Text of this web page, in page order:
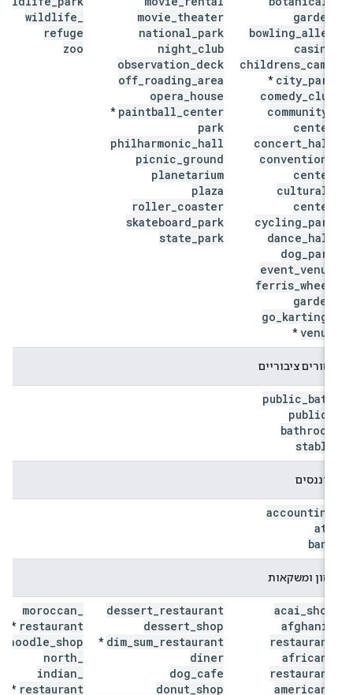
garden
bowling_alley
casino
childrens_
city_
*
comedy_
community
center
concert_
convention
center
cultural
center
cycling_
dance_
dog_
event_venue
ferris_wheel
garden
go_karting
venue
*
movie_theater
national_park
night_club
observation_deck
off_roading_area
opera_house
paintball_center
*
park
philharmonic_hall
picnic_ground
planetarium
plaza
roller_coaster
skateboard_park
state_park
wildlife
refuge
zoo
אזורים ציבוריים
public_
public
bathroom
stable
פיננסים
accounting
מזון ומשקאות
acai_
afghani
restaurant
african
restaurant
american
dessert_restaurant
dessert_shop
dim_sum_restaurant
*
diner
dog_cafe
donut_shop
moroccan
restaurant
*
noodle_shop
*
north
indian
restaurant
*